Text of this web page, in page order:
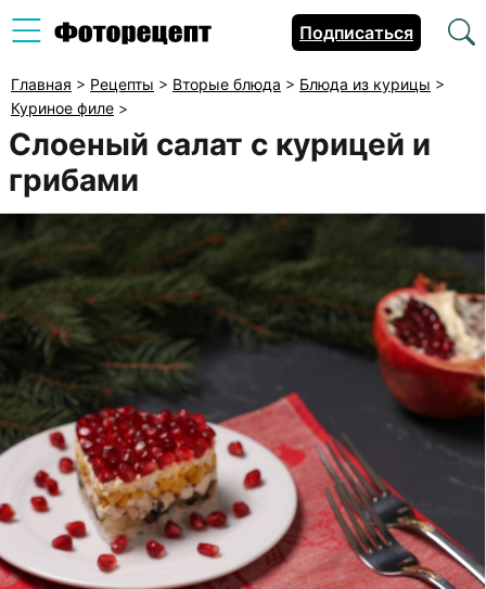
Подписаться
Главная > Рецепты > Вторые блюда > Блюда из курицы >
Куриное филе >
Слоеный салат с курицей и
грибами